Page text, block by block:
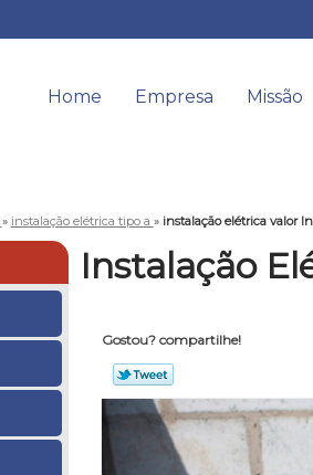
Home Empresa Missão
» instalação elétrica tipo a » instalação elétrica valor
Instalação
Gostou? compartilhe!